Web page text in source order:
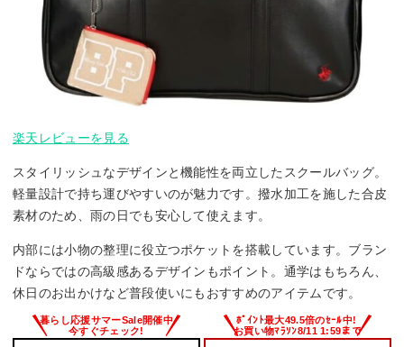
楽天レビューを見る
スタイリッシュなデザインと機能性を両立したスクールバッグ。
軽量設計で持ち運びやすいのが魅力です。撥水加工を施した合皮
素材のため、雨の日でも安心して使えます。
内部には小物の整理に役立つポケットを搭載しています。ブラン
ドならではの高級感あるデザインもポイント。通学はもちろん、
休日のお出かけなど普段使いにもおすすめのアイテムです。